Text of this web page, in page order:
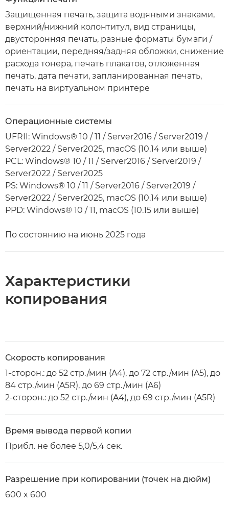
Защищенная печать, защита водяными знаками,
верхний/нижний колонтитул, вид страницы,
двусторонняя печать, разные форматы бумаги /
ориентации, передняя/задняя обложки, снижение
расхода тонера, печать плакатов, отложенная
печать, дата печати, запланированная печать,
печать на виртуальном принтере
Операционные системы
UFRII: Windows® 10 / 11 / Server2016 / Server2019 /
Server2022 / Server2025, macOS (10.14 или выше)
PCL: Windows® 10 / 11 / Server2016 / Server2019 /
Server2022 / Server2025
PS: Windows® 10 / 11 / Server2016 / Server2019 /
Server2022 / Server2025, macOS (10.14 или выше)
PPD: Windows® 10 / 11, macOS (10.15 или выше)
По состоянию на июнь 2025 года
Характеристики
копирования
Скорость копирования
1-сторон.: до 52 стр./мин (A4), до 72 стр./мин (A5), до
84 стр./мин (A5R), до 69 стр./мин (A6)
2-сторон.: до 52 стр./мин (A4), до 69 стр./мин (A5R)
Время вывода первой копии
Прибл. не более 5,0/5,4 сек.
Разрешение при копировании (точек на дюйм)
600 x 600